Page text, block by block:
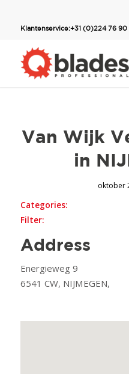
Klantenservice:+31 (0)224 76 90
Van Wijk
in
oktober
Categories:
Filter:
Address
Energieweg 9
6541 CW, NIJMEGEN,